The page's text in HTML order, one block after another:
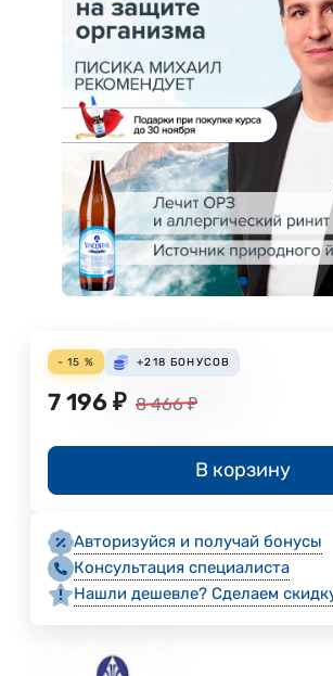
- 15 % +218 БОНУСОВ
7 196 ₽ 8 466 ₽
В корзину
Авторизуйся и получай бонусы
Консультация специалиста
Нашли дешевле? Сделаем